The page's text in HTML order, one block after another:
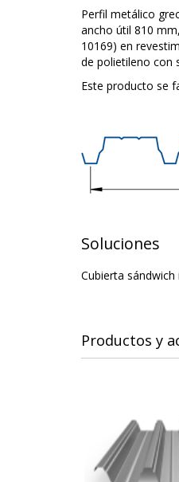
Perfil metálico
ancho útil 810
10169) en
de polietileno con
Este producto se
Soluciones
Cubierta sándwich
Productos y